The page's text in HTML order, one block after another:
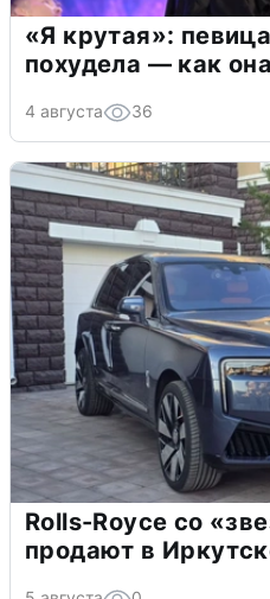
«Я крутая»:
похудела — как
4 августа 36
Rolls-Royce со
продают в